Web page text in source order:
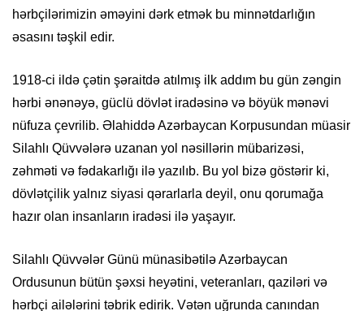
hərbçilərimizin əməyini dərk etmək bu minnətdarlığın
əsasını təşkil edir.
1918-ci ildə çətin şəraitdə atılmış ilk addım bu gün zəngin
hərbi ənənəyə, güclü dövlət iradəsinə və böyük mənəvi
nüfuza çevrilib. Əlahiddə Azərbaycan Korpusundan müasir
Silahlı Qüvvələrə uzanan yol nəsillərin mübarizəsi,
zəhməti və fədakarlığı ilə yazılıb. Bu yol bizə göstərir ki,
dövlətçilik yalnız siyasi qərarlarla deyil, onu qorumağa
hazır olan insanların iradəsi ilə yaşayır.
Silahlı Qüvvələr Günü münasibətilə Azərbaycan
Ordusunun bütün şəxsi heyətini, veteranları, qaziləri və
hərbçi ailələrini təbrik edirik. Vətən uğrunda canından